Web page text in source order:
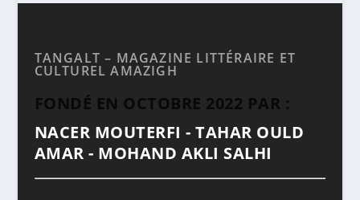
TANGALT – MAGAZINE LITTÉRAIRE ET
CULTUREL AMAZIGH
FONDÉ EN OCTOBRE 2022 PAR :
NACER MOUTERFI - TAHAR OULD
AMAR - MOHAND AKLI SALHI